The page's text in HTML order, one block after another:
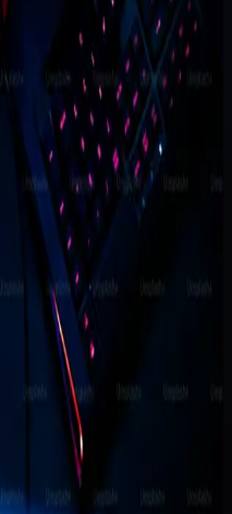
Ruang lingkup fase pertama
yang lebih
membuat proyek